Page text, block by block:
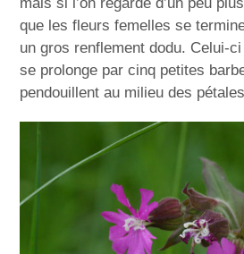
mais si l’on regarde d’un peu
que les fleurs femelles se
un gros renflement dodu. Celui-ci
se prolonge par cinq petites
pendouillent au milieu des